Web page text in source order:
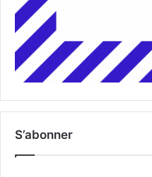
S’abonner